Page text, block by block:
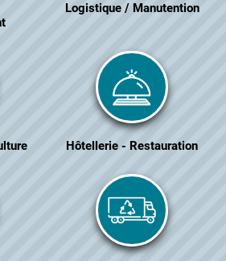
Logistique / Manutention
Hôtellerie - Restauration